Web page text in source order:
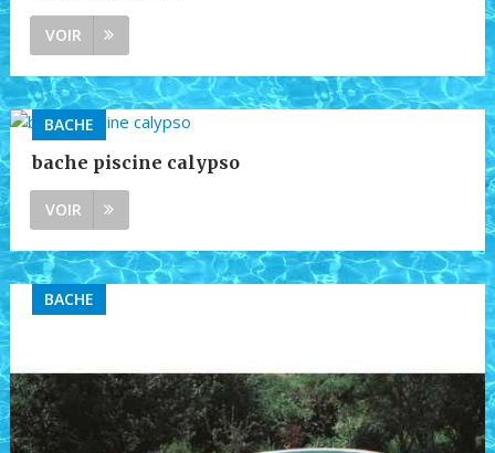
VOIR
BACHE
bache piscine calypso
VOIR
BACHE